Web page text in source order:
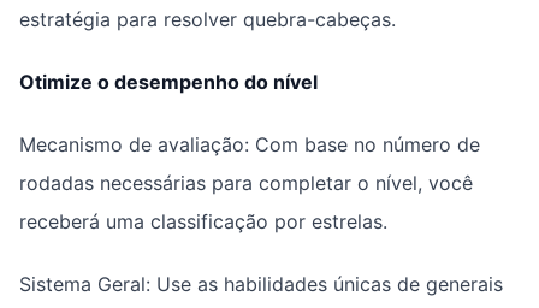
estratégia para resolver quebra-cabeças.
Otimize o desempenho do nível
Mecanismo de avaliação: Com base no número de
rodadas necessárias para completar o nível, você
receberá uma classificação por estrelas.
Sistema Geral: Use as habilidades únicas de generais